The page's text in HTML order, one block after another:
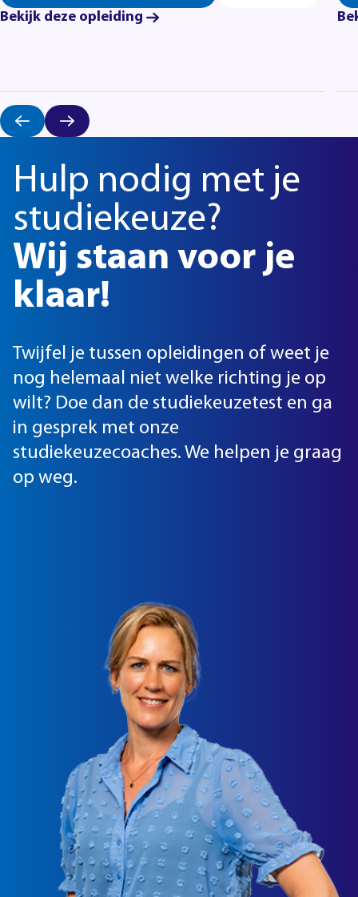
Bekijk deze opleiding
Hulp nodig met je
studiekeuze?
Wij staan voor je
klaar!
Twijfel je tussen opleidingen of weet je
nog helemaal niet welke richting je op
wilt? Doe dan de studiekeuzetest en ga
in gesprek met onze
studiekeuzecoaches. We helpen je graag
op weg.